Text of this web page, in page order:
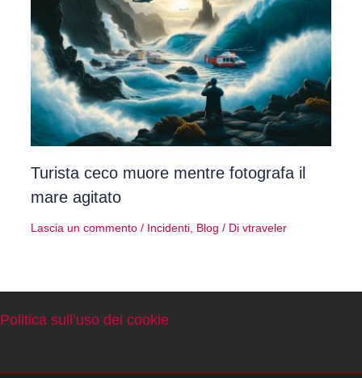
Turista ceco muore mentre fotografa il
mare agitato
Lascia un commento / Incidenti Blog / Di vtraveler
Politica sull’uso dei cookie